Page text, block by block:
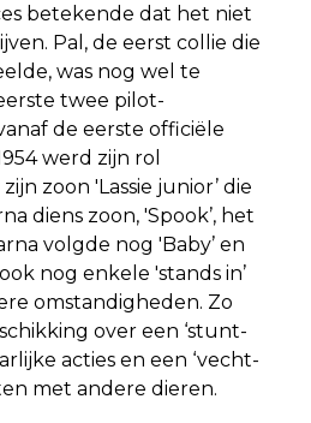
betekende dat het niet
Pal, de eerst collie die
was nog wel te
twee pilot-
de eerste officiële
werd zijn rol
zoon 'Lassie junior’ die
diens zoon, 'Spook’, het
volgde nog 'Baby’ en
nog enkele 'stands in’
omstandigheden. Zo
over een ‘stunt-
acties en een ‘vecht-
met andere dieren.